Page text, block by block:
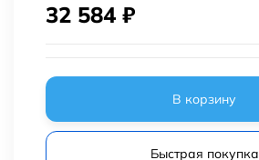
32 584 ₽
В корзину
Быстрая покупка